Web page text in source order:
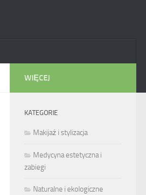
WIĘCEJ
KATEGORIE
Makijaż i stylizacja
Medycyna estetyczna i
zabiegi
Naturalne i ekologiczne